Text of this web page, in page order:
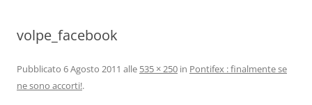
volpe_facebook
Pubblicato 6 Agosto 2011 alle 535 × 250 in Pontifex : finalmente se
ne sono accorti!.